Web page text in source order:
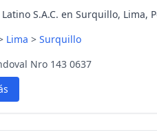
S.A.C. en Surquillo, Lima,
Lima > Surquillo
Nro 143 0637